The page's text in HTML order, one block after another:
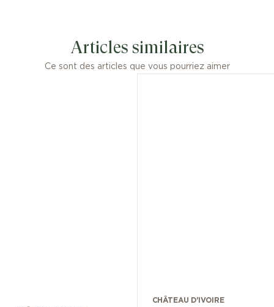
Articles similaires
Ce sont des articles que vous pourriez aimer
CHÂTEAU D'IVOIRE